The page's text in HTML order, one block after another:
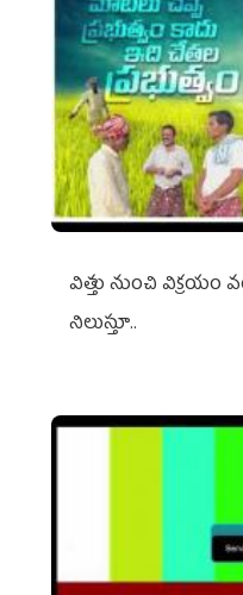
విత్తు నుంచి
నిలుస్తూ..